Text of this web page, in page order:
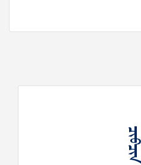
ᠴᠢᠪᠴᠢᠨ